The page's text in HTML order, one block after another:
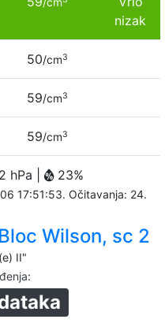
nizak
50/cm3
59/cm3
59/cm3
hPa | 23%
17:51:53. Očitavanja: 24.
Wilson, sc 2
II"
: